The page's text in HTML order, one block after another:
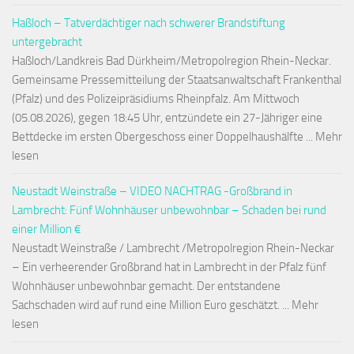
Haßloch – Tatverdächtiger nach schwerer Brandstiftung
untergebracht
Haßloch/Landkreis Bad Dürkheim/Metropolregion Rhein-Neckar.
Gemeinsame Pressemitteilung der Staatsanwaltschaft Frankenthal
(Pfalz) und des Polizeipräsidiums Rheinpfalz. Am Mittwoch
(05.08.2026), gegen 18:45 Uhr, entzündete ein 27-Jähriger eine
Bettdecke im ersten Obergeschoss einer Doppelhaushälfte ... Mehr
lesen
Neustadt Weinstraße – VIDEO NACHTRAG -Großbrand in
Lambrecht: Fünf Wohnhäuser unbewohnbar – Schaden bei rund
einer Million €
Neustadt Weinstraße / Lambrecht /Metropolregion Rhein-Neckar
– Ein verheerender Großbrand hat in Lambrecht in der Pfalz fünf
Wohnhäuser unbewohnbar gemacht. Der entstandene
Sachschaden wird auf rund eine Million Euro geschätzt. ... Mehr
lesen